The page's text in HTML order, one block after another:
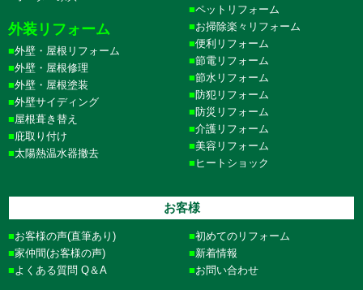
外装リフォーム
外壁・屋根リフォーム
外壁・屋根修理
外壁・屋根塗装
外壁サイディング
屋根葺き替え
庇取り付け
太陽熱温水器撤去
ペットリフォーム
お掃除楽々リフォーム
便利リフォーム
節電リフォーム
節水リフォーム
防犯リフォーム
防災リフォーム
介護リフォーム
美容リフォーム
ヒートショック
お客様
お客様の声(直筆あり)
家仲間(お客様の声)
よくある質問 Q＆A
初めてのリフォーム
新着情報
お問い合わせ